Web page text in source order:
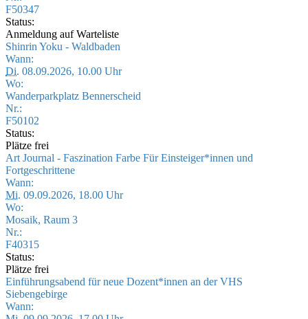
F50347
Status:
Anmeldung auf Warteliste
Shinrin Yoku - Waldbaden
Wann:
Di. 08.09.2026, 10.00 Uhr
Wo:
Wanderparkplatz Bennerscheid
Nr.:
F50102
Status:
Plätze frei
Art Journal - Faszination Farbe Für Einsteiger*innen und
Fortgeschrittene
Wann:
Mi. 09.09.2026, 18.00 Uhr
Wo:
Mosaik, Raum 3
Nr.:
F40315
Status:
Plätze frei
Einführungsabend für neue Dozent*innen an der VHS
Siebengebirge
Wann: